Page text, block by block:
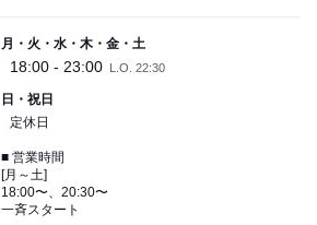
月・火・水・木・金・土
18:00 - 23:00 L.O. 22:30
日・祝日
定休日
■ 営業時間
[月～土]
18:00〜、20:30〜
一斉スタート